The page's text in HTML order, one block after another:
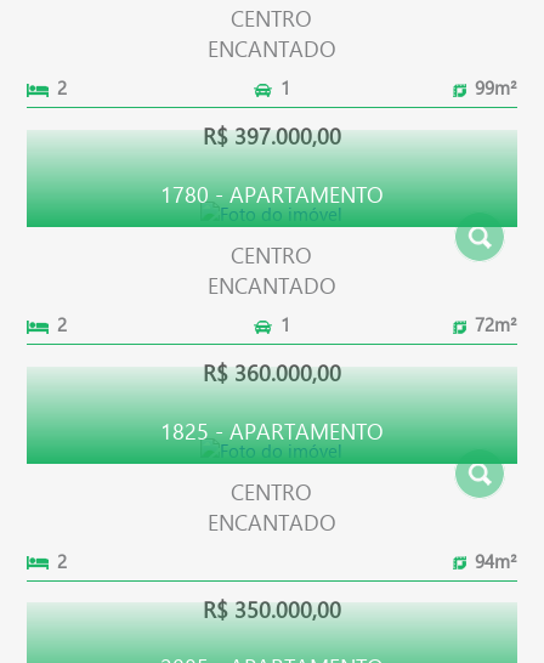
CENTRO
ENCANTADO
2 1 99m²
R$ 397.000,00
1780 - APARTAMENTO
CENTRO
ENCANTADO
2 1 72m²
R$ 360.000,00
1825 - APARTAMENTO
CENTRO
ENCANTADO
2 94m²
R$ 350.000,00